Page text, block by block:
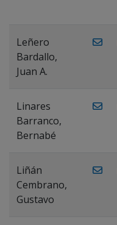
Leñero
Bardallo,
Juan A.
Linares
Barranco,
Bernabé
Liñán
Cembrano,
Gustavo